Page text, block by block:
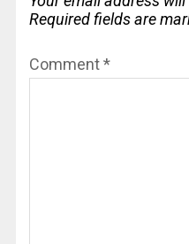
Required fields are
Comment*